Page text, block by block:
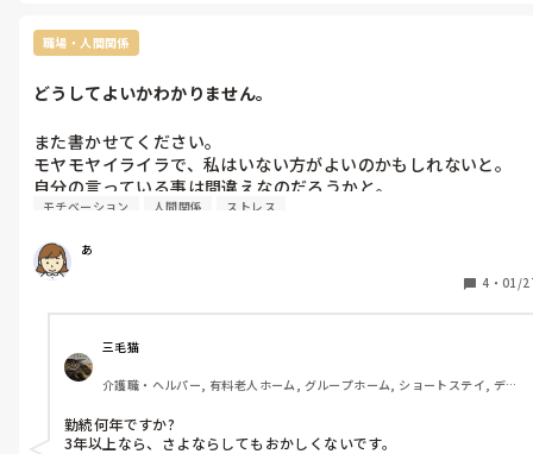
職場・人間関係
どうしてよいかわかりません。
また書かせてください。
モヤモヤイライラで、私はいない方がよいのかもしれないと。
自分の言っている事は間違えなのだろうかと。
以前も書かせて頂きました。
陰口になってしまうし、パワハラになってしまうので、ミーティ
ングの際に(少しは感情を抑えられるような気が)
言い方によっては公開しょけいになってしまうかもしれません
が、おばあちゃんスタッフは自分の事だなという表情はしてませ
プライバシーの件をお話ししました。
モチベーション 人間関係 ストレス
あ
4 ・ 01/
三毛猫
介護職・ヘルパー, 有料老人ホーム, グループホーム, ショートステイ, デイ
勤続何年ですか?